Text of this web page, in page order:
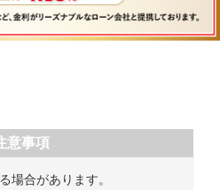
意事項
場合があります。